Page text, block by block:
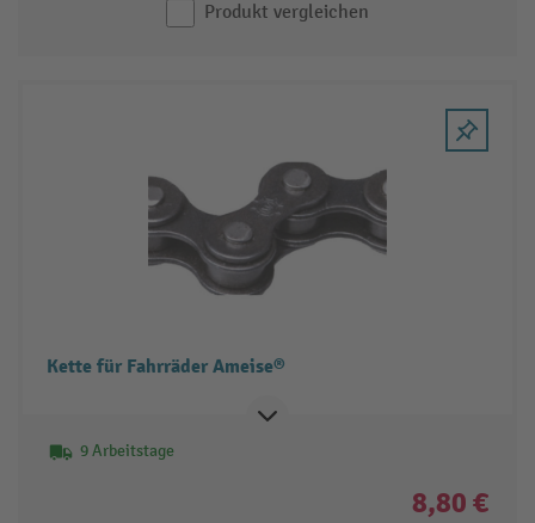
Produkt vergleichen
Kette für Fahrräder Ameise®
9 Arbeitstage
8,80 €